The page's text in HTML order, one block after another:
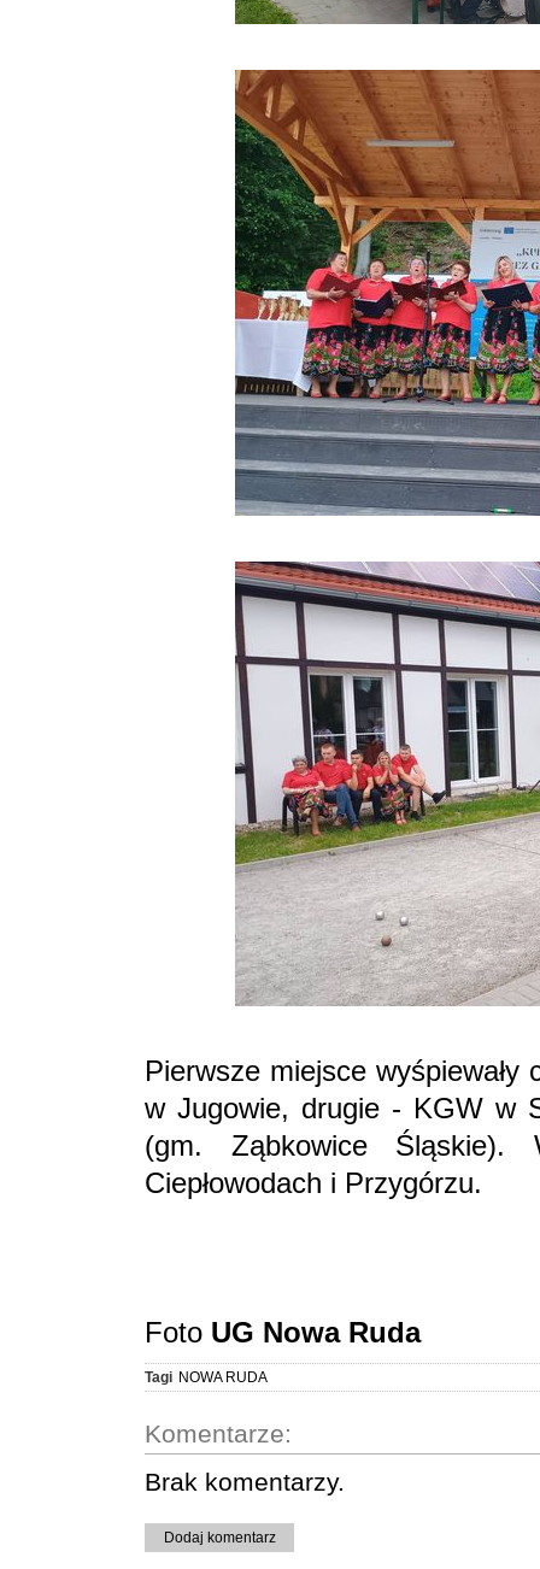
Pierwsze miejsce wyśpiewały
w Jugowie, drugie - KGW w
(gm. Ząbkowice Śląskie).
Ciepłowodach i Przygórzu.
Foto UG Nowa Ruda
Tagi NOWA RUDA
Komentarze:
Brak komentarzy.
Dodaj komentarz